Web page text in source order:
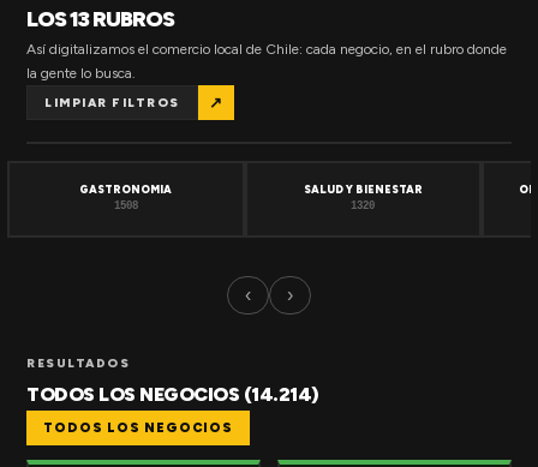
LOS 13 RUBROS
Así digitalizamos el comercio local de Chile: cada negocio, en el rubro donde
la gente lo busca.
LIMPIAR FILTROS ↗
GASTRONOMIA
1508
SALUD Y BIENESTAR
1320
‹ ›
RESULTADOS
TODOS LOS NEGOCIOS (14.214)
TODOS LOS NEGOCIOS